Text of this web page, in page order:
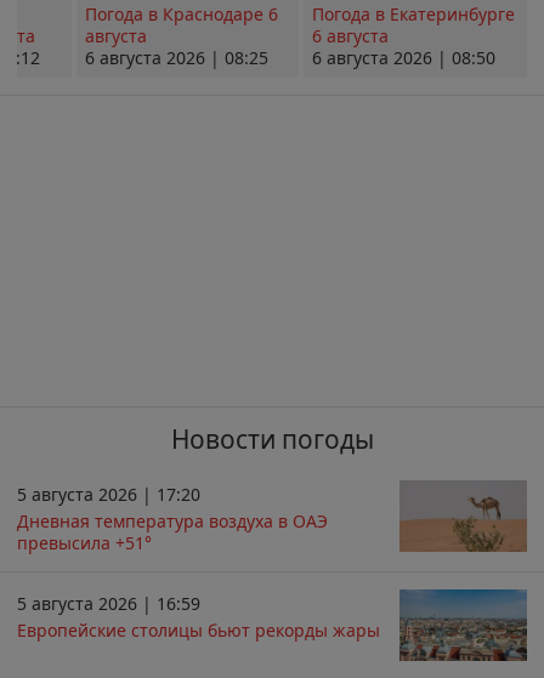
Погода в Краснодаре 6
августа
6 августа 2026 | 08:25
Погода в Екатеринбурге
6 августа
6 августа 2026 | 08:50
Новости погоды
5 августа 2026 | 17:20
Дневная температура воздуха в ОАЭ
превысила +51°
5 августа 2026 | 16:59
Европейские столицы бьют рекорды жары